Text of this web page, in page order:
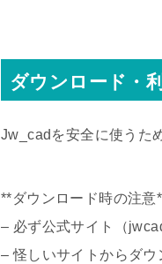
ダウンロード・
Jw_cadを安全に使うた
**ダウンロード時の注意
– 必ず公式サイト（
– 怪しいサイトからダ